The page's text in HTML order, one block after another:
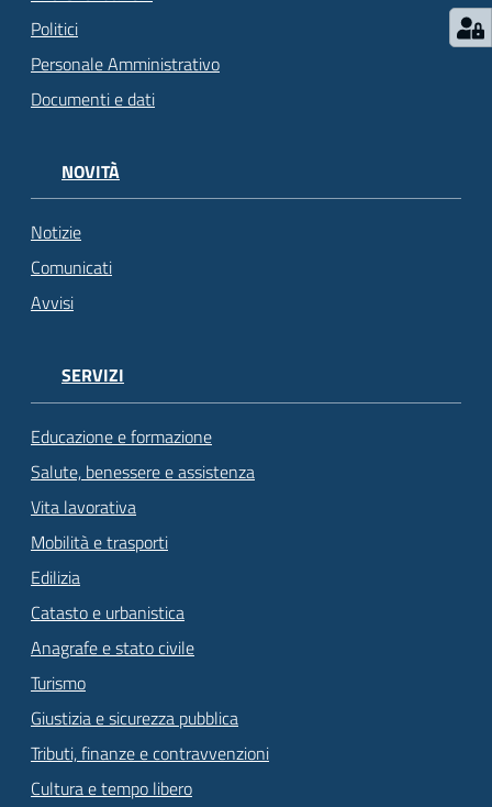
Politici
Personale Amministrativo
Documenti e dati
NOVITÀ
Notizie
Comunicati
Avvisi
SERVIZI
Educazione e formazione
Salute, benessere e assistenza
Vita lavorativa
Mobilità e trasporti
Edilizia
Catasto e urbanistica
Anagrafe e stato civile
Turismo
Giustizia e sicurezza pubblica
Tributi, finanze e contravvenzioni
Cultura e tempo libero